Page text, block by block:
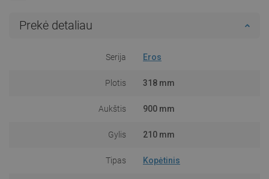
Prekė detaliau
Serija Eros
Plotis 318 mm
Aukštis 900 mm
Gylis 210 mm
Tipas Kopėtinis